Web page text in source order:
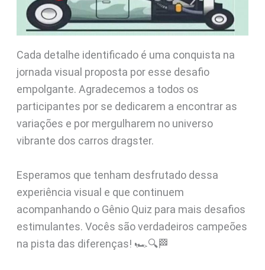
Cada detalhe identificado é uma conquista na
jornada visual proposta por esse desafio
empolgante. Agradecemos a todos os
participantes por se dedicarem a encontrar as
variações e por mergulharem no universo
vibrante dos carros dragster.
Esperamos que tenham desfrutado dessa
experiência visual e que continuem
acompanhando o Gênio Quiz para mais desafios
estimulantes. Vocês são verdadeiros campeões
na pista das diferenças! 🏎️🔍🏁